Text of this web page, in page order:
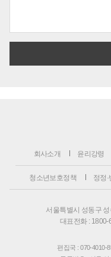
회사소개 윤리강령
청소년보호정책 정정
서울특별시 성동구
대표전화 : 1800-
편집국 : 070-4010-